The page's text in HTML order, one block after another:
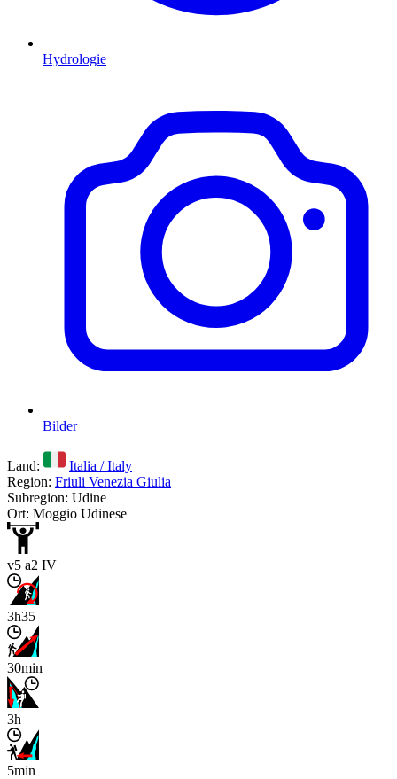
Hydrologie
Bilder
Land:
Italia / Italy
Region: Friuli Venezia Giulia
Subregion: Udine
Ort: Moggio Udinese
v5 a2 IV
3h35
30min
3h
5min